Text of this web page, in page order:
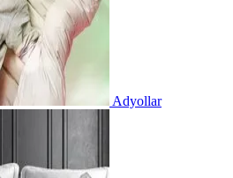
Adyollar